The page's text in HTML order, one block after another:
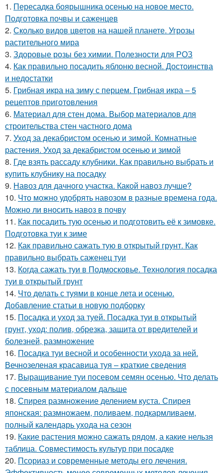
1. Пересадка боярышника осенью на новое место.
Подготовка почвы и саженцев
2. Сколько видов цветов на нашей планете. Угрозы
растительного мира
3. Здоровые розы без химии. Полезности для РОЗ
4. Как правильно посадить яблоню весной. Достоинства
и недостатки
5. Грибная икра на зиму с перцем. Грибная икра – 5
рецептов приготовления
6. Материал для стен дома. Выбор материалов для
строительства стен частного дома
7. Уход за декабристом осенью и зимой. Комнатные
растения. Уход за декабристом осенью и зимой
8. Где взять рассаду клубники. Как правильно выбрать и
купить клубнику на посадку
9. Навоз для дачного участка. Какой навоз лучше?
10. Что можно удобрять навозом в разные времена года.
Можно ли вносить навоз в почву
11. Как посадить тую осенью и подготовить её к зимовке.
Подготовка туи к зиме
12. Как правильно сажать тую в открытый грунт. Как
правильно выбрать саженец туи
13. Когда сажать туи в Подмосковье. Технология посадка
туи в открытый грунт
14. Что делать с туями в конце лета и осенью.
Добавление статьи в новую подборку
15. Посадка и уход за туей. Посадка туи в открытый
грунт, уход: полив, обрезка, защита от вредителей и
болезней, размножение
16. Посадка туи весной и особенности ухода за ней.
Вечнозеленая красавица туя – краткие сведения
17. Выращивание туи посевом семян осенью. Что делать
с посевным материалом дальше
18. Спирея размножение делением куста. Спирея
японская: размножаем, поливаем, подкармливаем,
полный календарь ухода на сезон
19. Какие растения можно сажать рядом, а какие нельзя
таблица. Совместимость культур при посадке
20. Псориаз и современные методы его лечения.